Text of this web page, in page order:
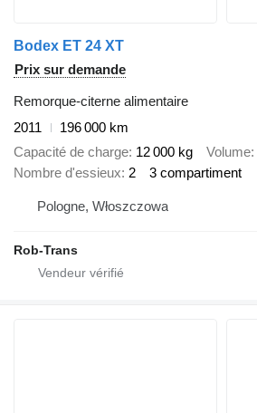
Bodex ET 24 XT
Prix sur demande
Remorque-citerne alimentaire
2011
196 000 km
Capacité de charge 12 000 kg Volume
Nombre d'essieux 2 3 compartiment
Pologne, Włoszczowa
Rob-Trans